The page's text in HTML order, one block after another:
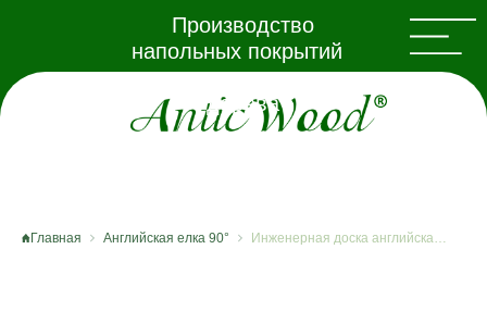
Производство
напольных покрытий
из натурального
дерева
Главная Английская елка 90°